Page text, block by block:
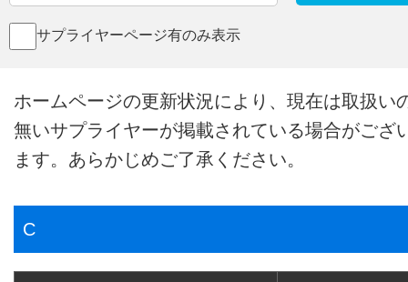
サプライヤーページ有のみ表示
ホームページの更新状況により、現在は取扱い
無いサプライヤーが掲載されている場合がござ
ます。あらかじめご了承ください。
C